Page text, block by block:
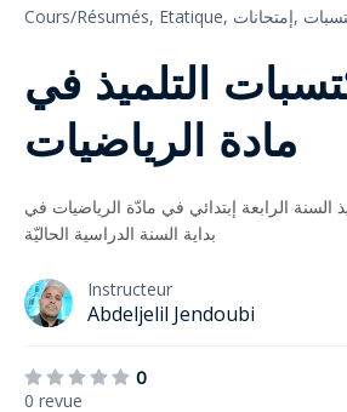
Cours/Résumés, Etatique, إمتحانات,
التلميذ في
مادة الرياضيات
السنة الرابعة إبتدائي في مادّة الرياضيات في
بداية السنة الدراسية الحاليّة
Instructeur
Abdeljelil Jendoubi
0
0 revue